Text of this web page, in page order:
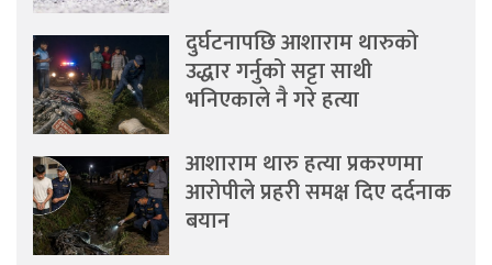
दुर्घटनापछि आशाराम थारुको
उद्धार गर्नुको सट्टा साथी
भनिएकाले नै गरे हत्या
आशाराम थारु हत्या प्रकरणमा
आरोपीले प्रहरी समक्ष दिए दर्दनाक
बयान